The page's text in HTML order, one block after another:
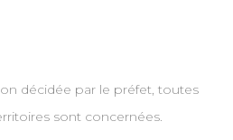
décidée par le préfet, toutes
sont concernées.